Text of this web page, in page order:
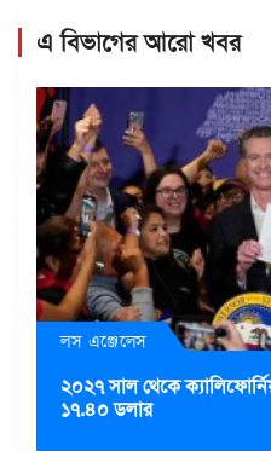
এ বিভাগের আরো খবর
লস এঞ্জেলেস
২০২৭ সাল থেকে
১৭.৪০ ডলার